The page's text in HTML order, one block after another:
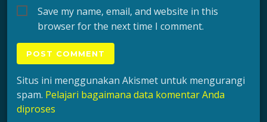
Save my name, email, and website in this
browser for the next time I comment.
Situs ini menggunakan Akismet untuk mengurangi
spam. Pelajari bagaimana data komentar Anda
diproses